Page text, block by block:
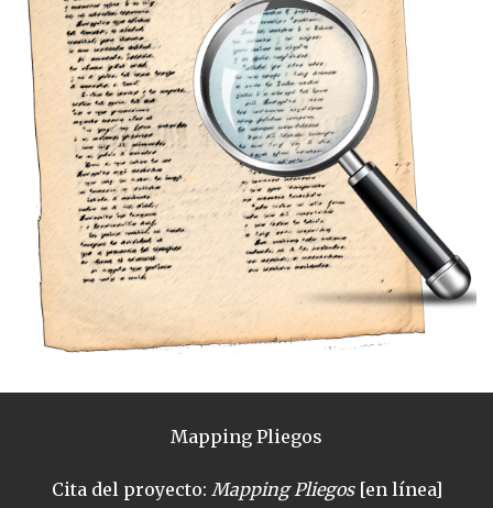
Mapping Pliegos
Cita del proyecto: Mapping Pliegos[en línea]